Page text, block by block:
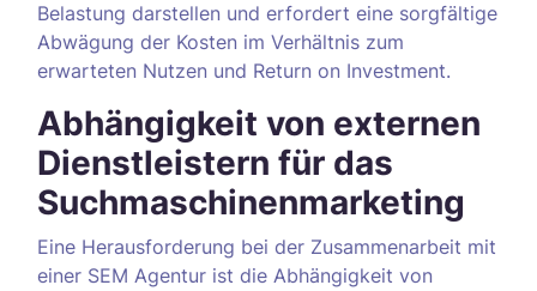
Belastung darstellen und erfordert eine sorgfältige
Abwägung der Kosten im Verhältnis zum
erwarteten Nutzen und Return on Investment.
Abhängigkeit von externen
Dienstleistern für das
Suchmaschinenmarketing
Eine Herausforderung bei der Zusammenarbeit mit
einer SEM Agentur ist die Abhängigkeit von